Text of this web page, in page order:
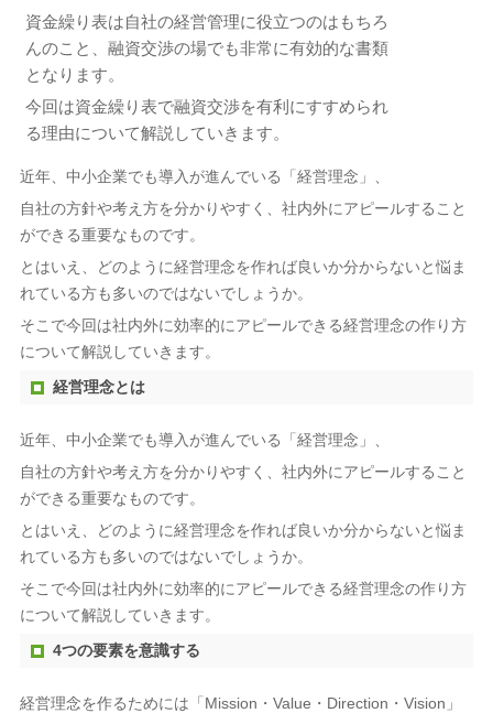
資金繰り表は自社の経営管理に役立つのはもちろ
んのこと、融資交渉の場でも非常に有効的な書類
となります。
今回は資金繰り表で融資交渉を有利にすすめられ
る理由について解説していきます。
近年、中小企業でも導入が進んでいる「経営理念」、
自社の方針や考え方を分かりやすく、社内外にアピールすること
ができる重要なものです。
とはいえ、どのように経営理念を作れば良いか分からないと悩ま
れている方も多いのではないでしょうか。
そこで今回は社内外に効率的にアピールできる経営理念の作り方
について解説していきます。
経営理念とは
近年、中小企業でも導入が進んでいる「経営理念」、
自社の方針や考え方を分かりやすく、社内外にアピールすること
ができる重要なものです。
とはいえ、どのように経営理念を作れば良いか分からないと悩ま
れている方も多いのではないでしょうか。
そこで今回は社内外に効率的にアピールできる経営理念の作り方
について解説していきます。
4つの要素を意識する
経営理念を作るためには「Mission・Value・Direction・Vision」